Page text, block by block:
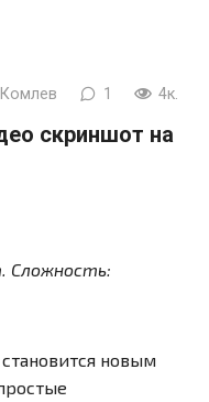
1 4к.
скриншот на
. Сложность:
новым